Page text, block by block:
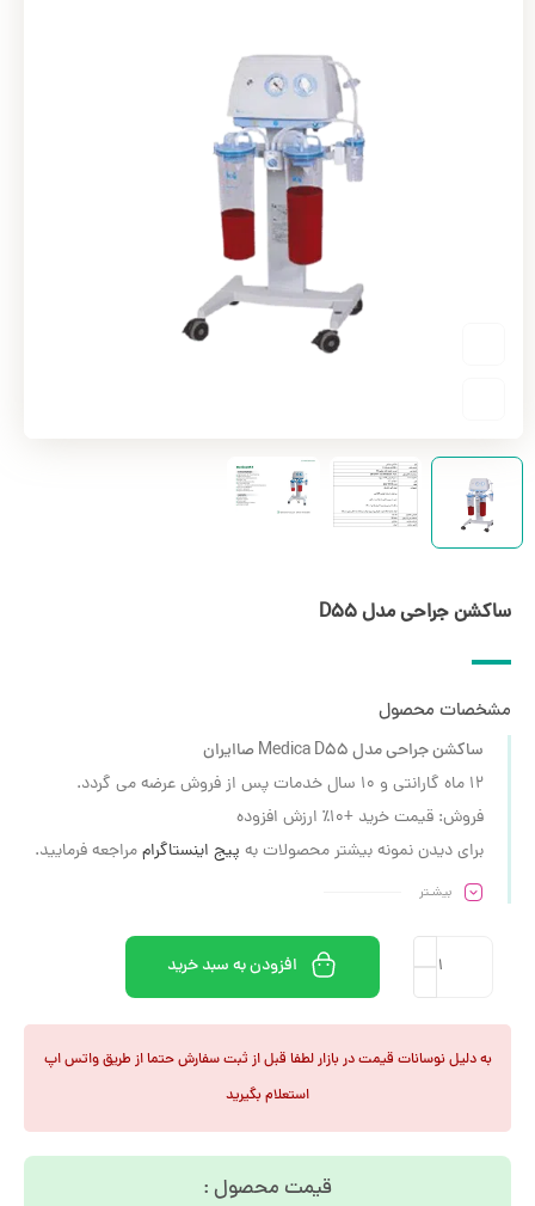
ساکشن جراحی مدل D55
مشخصات محصول
ساکشن جراحی مدل Medica D55 صاایران
12 ماه گارانتی و 10 سال خدمات پس از فروش عرضه می گردد.
فروش: قیمت خرید +۱۰٪ ارزش افزوده
برای دیدن نمونه بیشتر محصولات به پیج اینستاگراممراجعه فرمایید.
بیشـتر
افزودن به سبد خرید
به دلیل نوسانات قیمت در بازار لطفا قبل از ثبت سفارش حتما از طریق واتس اپ
استعلام بگیرید
قیمت محصول :